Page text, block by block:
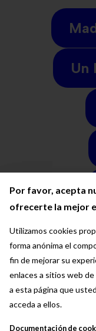
Por favor, acepta
ofrecerte la mejor
Utilizamos cookies
forma anónima el
fin de mejorar su
enlaces a sitios web
a esta página que
acceda a ellos.
Documentación de
Por favor, acepta
ofrecerte la mejor
Utilizamos cookies
forma anónima el
fin de mejorar su
enlaces a sitios web
a esta página que
acceda a ellos.
Documentación de
Por favor, acepta
ofrecerte la mejor
Utilizamos cookies
forma anónima el
fin de mejorar su
enlaces a sitios web
a esta página que
acceda a ellos.
Documentación de
Un